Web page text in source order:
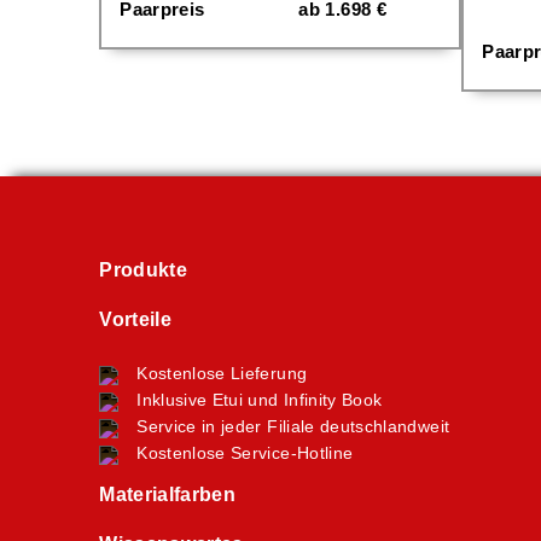
Paarpreis ab 1.698 €
Produkte
Vorteile
Kostenlose Lieferung
Inklusive Etui und Infinity Book
Service in jeder Filiale deutschlandweit
Kostenlose Service-Hotline
Materialfarben